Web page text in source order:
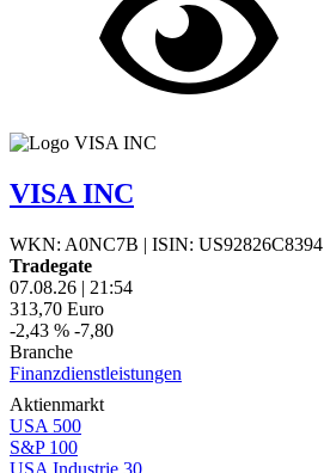
VISA INC
WKN: A0NC7B | ISIN: US92826C8394
Tradegate
07.08.26 | 21:54
313,70 Euro
-2,43 % -7,80
Branche
Finanzdienstleistungen
Aktienmarkt
USA 500
S&P 100
USA Industrie 30